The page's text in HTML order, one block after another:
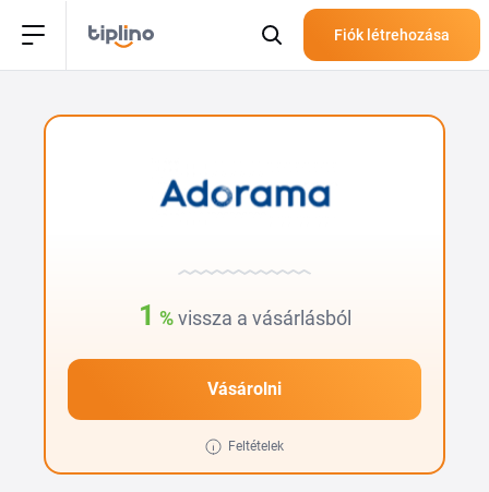
Fiók létrehozása
1 % vissza a vásárlásból
Vásárolni
Feltételek